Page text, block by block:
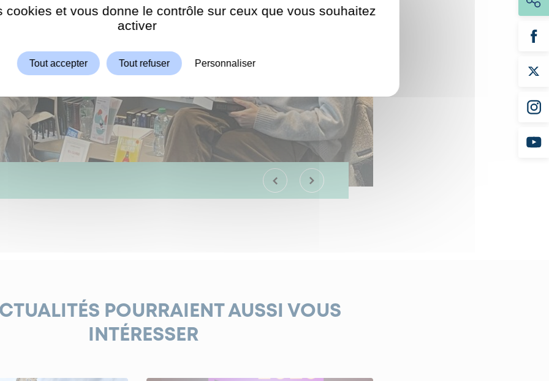
POURRAIENT AUSSI VOUS
INTÉRESSER
Autoriser
cookies et vous donne le contrôle sur ceux que vous souhaitez
activer
Tout accepter Tout refuser Personnaliser